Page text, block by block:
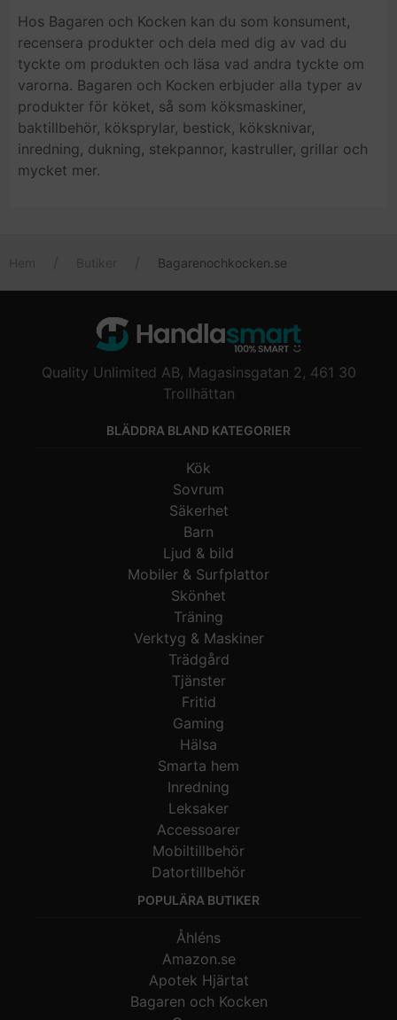
Hos Bagaren och Kocken kan du som konsument,
recensera produkter och dela med dig av vad du
tyckte om produkten och läsa vad andra tyckte om
varorna. Bagaren och Kocken erbjuder alla typer av
produkter för köket, så som köksmaskiner,
baktillbehör, köksprylar, bestick, köksknivar,
inredning, dukning, stekpannor, kastruller, grillar och
mycket mer.
Bagarenochkocken.se
Quality Unlimited AB, Magasinsgatan 2, 461 30
Trollhättan
BLÄDDRA BLAND KATEGORIER
Kök
Sovrum
Säkerhet
Barn
Ljud & bild
Mobiler & Surfplattor
Skönhet
Träning
Verktyg & Maskiner
Trädgård
Tjänster
Fritid
Gaming
Hälsa
Smarta hem
Inredning
Leksaker
Accessoarer
Mobiltillbehör
Datortillbehör
POPULÄRA BUTIKER
Åhléns
Amazon.se
Apotek Hjärtat
Bagaren och Kocken